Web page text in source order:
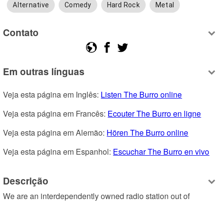
Alternative Comedy Hard Rock Metal
Contato
Em outras línguas
Veja esta página em Inglês: Listen The Burro online
Veja esta página em Francês: Ecouter The Burro en ligne
Veja esta página em Alemão: Hören The Burro online
Veja esta página em Espanhol: Escuchar The Burro en vivo
Descrição
We are an interdependently owned radio station out of